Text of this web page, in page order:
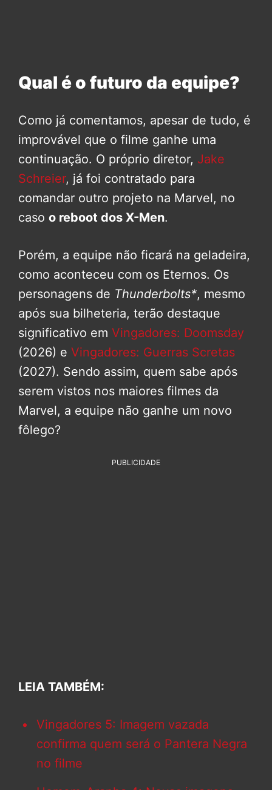
Qual é o futuro da equipe?
Como já comentamos, apesar de tudo, é
improvável que o filme ganhe uma
continuação. O próprio diretor, Jake
Schreier, já foi contratado para
comandar outro projeto na Marvel, no
caso o reboot dos X-Men.
Porém, a equipe não ficará na geladeira,
como aconteceu com os Eternos. Os
personagens de Thunderbolts*, mesmo
após sua bilheteria, terão destaque
significativo em Vingadores: Doomsday
(2026) e Vingadores: Guerras Scretas
(2027). Sendo assim, quem sabe após
serem vistos nos maiores filmes da
Marvel, a equipe não ganhe um novo
fôlego?
PUBLICIDADE
LEIA TAMBÉM:
Vingadores 5: Imagem vazada
confirma quem será o Pantera Negra
no filme